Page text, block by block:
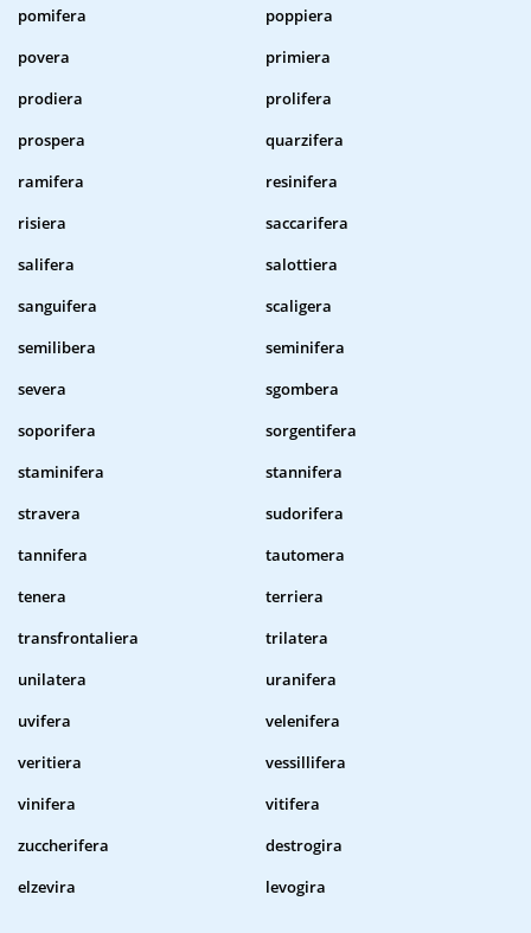
pomifera
poppiera
povera
primiera
prodiera
prolifera
prospera
quarzifera
ramifera
resinifera
risiera
saccarifera
salifera
salottiera
sanguifera
scaligera
semilibera
seminifera
severa
sgombera
soporifera
sorgentifera
staminifera
stannifera
stravera
sudorifera
tannifera
tautomera
tenera
terriera
transfrontaliera
trilatera
unilatera
uranifera
uvifera
velenifera
veritiera
vessillifera
vinifera
vitifera
zuccherifera
destrogira
elzevira
levogira